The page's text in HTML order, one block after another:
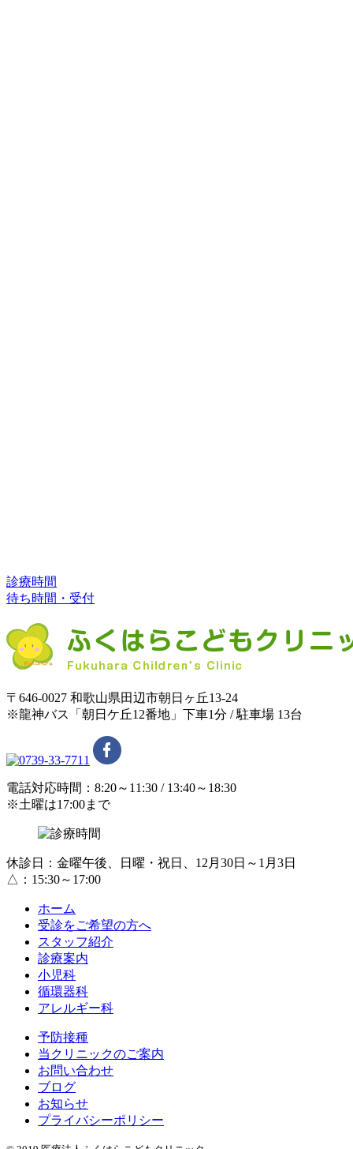
診療時間
待ち時間・受付
〒646-0027 和歌山県田辺市朝日ヶ丘13-24
※龍神バス「朝日ケ丘12番地」下車1分 / 駐車場 13台
電話対応時間：8:20～11:30 / 13:40～18:30
※土曜は17:00まで
休診日：金曜午後、日曜・祝日、12月30日～1月3日
△：15:30～17:00
ホーム
受診をご希望の方へ
スタッフ紹介
診療案内
小児科
循環器科
アレルギー科
予防接種
当クリニックのご案内
お問い合わせ
ブログ
お知らせ
プライバシーポリシー